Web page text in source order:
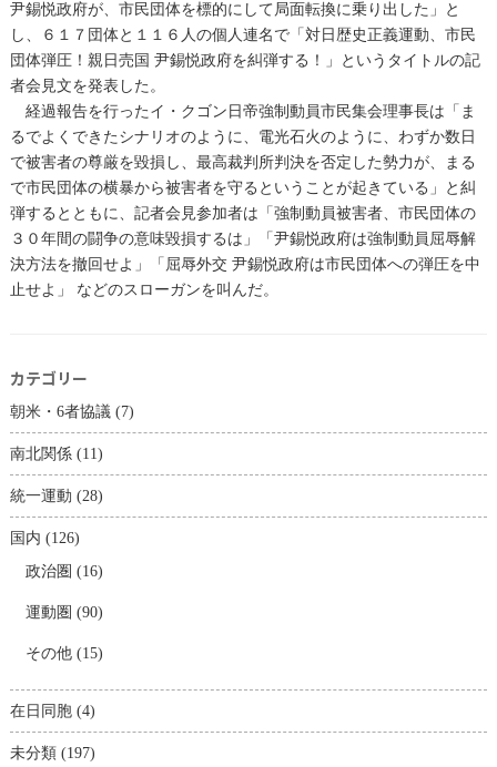
尹錫悦政府が、市民団体を標的にして局面転換に乗り出した」と
し、６１７団体と１１６人の個人連名で「対日歴史正義運動、市民
団体弾圧！親日売国 尹錫悦政府を糾弾する！」というタイトルの記
者会見文を発表した。
経過報告を行ったイ・クゴン日帝強制動員市民集会理事長は「ま
るでよくできたシナリオのように、電光石火のように、わずか数日
で被害者の尊厳を毀損し、最高裁判所判決を否定した勢力が、まる
で市民団体の横暴から被害者を守るということが起きている」と糾
弾するとともに、記者会見参加者は「強制動員被害者、市民団体の
３０年間の闘争の意味毀損するは」「尹錫悦政府は強制動員屈辱解
決方法を撤回せよ」「屈辱外交 尹錫悦政府は市民団体への弾圧を中
止せよ」 などのスローガンを叫んだ。
カテゴリー
朝米・6者協議(7)
南北関係(11)
統一運動 (28)
国内 (126)
政治圏 (16)
運動圏 (90)
その他(15)
在日同胞(4)
未分類 (197)